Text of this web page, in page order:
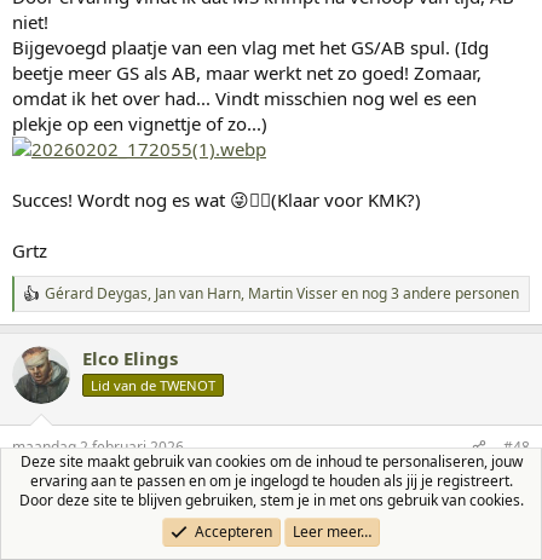
niet!
Bijgevoegd plaatje van een vlag met het GS/AB spul. (Idg
beetje meer GS als AB, maar werkt net zo goed! Zomaar,
omdat ik het over had... Vindt misschien nog wel es een
plekje op een vignettje of zo...)
Succes! Wordt nog es wat 😜✌🏻(Klaar voor KMK?)
Grtz
W
a
r
d
e
n
e
Gérard Deygas, Jan van Harn, Martin Visseren nog 3 andere personen
Elco Elings
Lid van de TWENOT
maandag 2 februari 2026 #48
Bedankt heren! @Erik ik ben benieuwd, heb wel zin in een
lekker dun lakentje 😅. Ik zal m’n bevindingen uiteraard delen!
Deze site maakt gebruik van cookies om de inhoud te personaliseren, jouw
ervaring aan te passen en om je ingelogd te houden als jij je registreert.
Door deze site te blijven gebruiken, stem je in met ons gebruik van cookies.
Accepteren
Leer meer…